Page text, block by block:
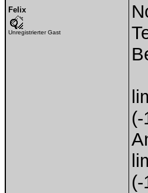
Felix
Unregistrierter Gast